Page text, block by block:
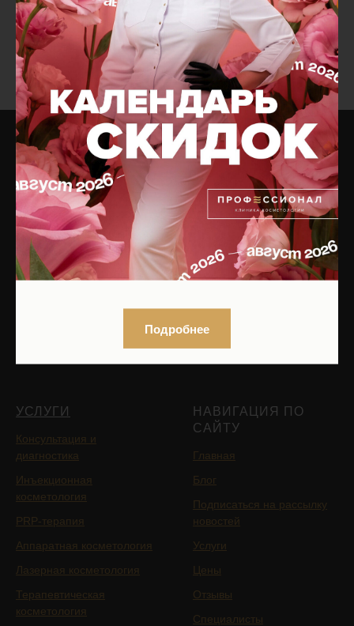
Добавить в
корзину
Добавить в
корзину
ИМЕЮТСЯ ПРОТИВОПОКАЗАНИЯ,
ПРОКОНСУЛЬТИРУЙТЕСЬ СО
СПЕЦИАЛИСТОМ
18+
Найти
УСЛУГИ
Консультация и
диагностика
Инъекционная
косметология
PRP-терапия
Аппаратная косметология
Лазерная косметология
Терапевтическая
косметология
НАВИГАЦИЯ ПО
САЙТУ
Главная
Блог
Подписаться на рассылку
новостей
Услуги
Цены
Отзывы
Специалисты
Подробнее